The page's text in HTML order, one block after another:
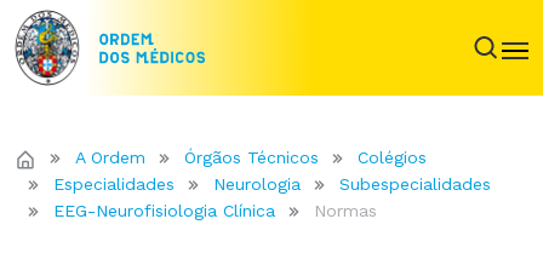
A Ordem Órgãos Técnicos
Colégios
Especialidades
Neurologia
Subespecialidades
EEG-Neurofisiologia Clínica
Normas